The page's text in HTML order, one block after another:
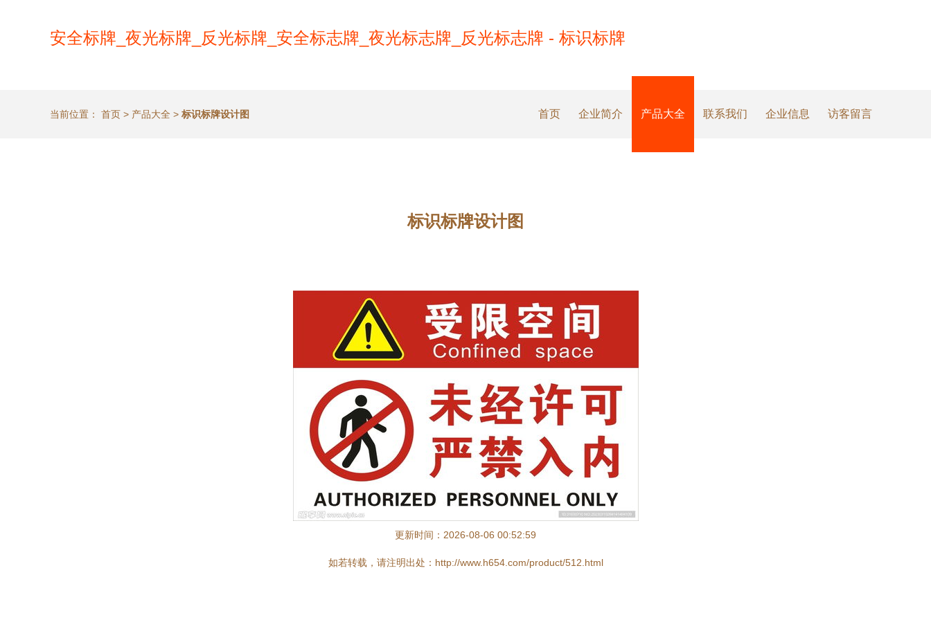
安全标牌_夜光标牌_反光标牌_安全标志牌_夜光标志牌_反光标志牌 - 标识标牌
首页 企业简介 产品大全 联系我们 企业信息 访客留言
当前位置： 首页 > 产品大全 > 标识标牌设计图
标识标牌设计图
更新时间：2026-08-06 00:52:59
如若转载，请注明出处：http://www.h654.com/product/512.html